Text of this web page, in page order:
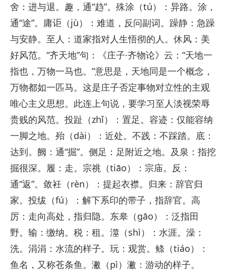
舍：进与退。趣，通“趋”。殊涂（tú）：异路。涂，
通“途”。庸讵（jù）：难道，反问副词。躁静：急躁
与安静。至人：道家指对人生悟彻的人。休风：美
好风范。“齐天地”句：《庄子·齐物论》云：“天地一
指也，万物一马也。”意思是，天地同是一个概念，
万物都如一匹马。这是庄子否定事物对立性的主观
唯心主义思想。此连上句说，要学习至人淡视荣辱
贵贱的风范。投趾（zhǐ）：置足。容迹：仅能容纳
一脚之地。殆（dài）：近处。不践：不踩踏。底：
达到。阙：通“掘”。侧足：足附近之地。及泉：指挖
掘很深。履：走。宗祧（tiāo）：宗庙。反：
通“返”。敛衽（rèn）：提起衣襟。归来：辞官归
家。投绂（fú）：解下系印的带子，指辞官。高
厉：走向高处，指归隐。东皋（gāo）：泛指田
野。输：缴纳。税：租。澨（shì）：水涯。澡：
洗。涓涓：水流的样子。玩：观赏。鲦（tiáo）：
鱼名，又称苍条鱼。潎（pì）潎：游动的样子。